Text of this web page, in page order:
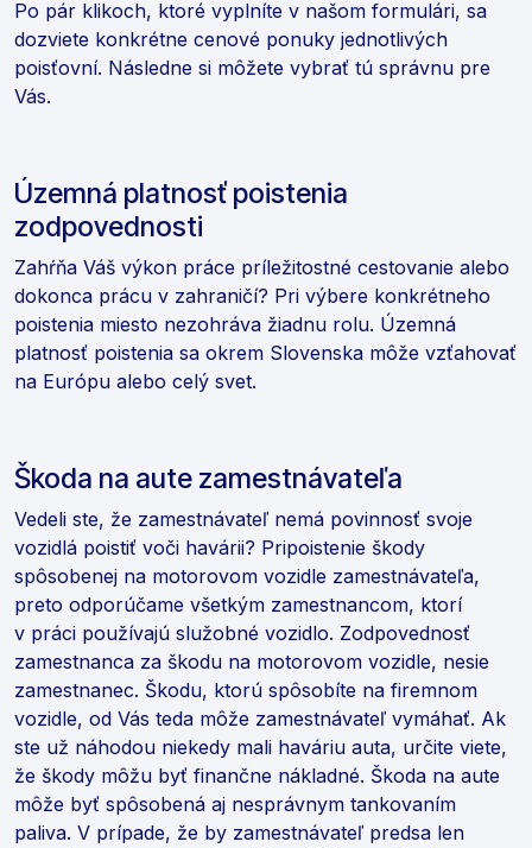
Po pár klikoch, ktoré vyplníte v našom formulári, sa
dozviete konkrétne cenové ponuky jednotlivých
poisťovní. Následne si môžete vybrať tú správnu pre
Vás.
Územná platnosť poistenia
zodpovednosti
Zahŕňa Váš výkon práce príležitostné cestovanie alebo
dokonca prácu v zahraničí? Pri výbere konkrétneho
poistenia miesto nezohráva žiadnu rolu. Územná
platnosť poistenia sa okrem Slovenska môže vzťahovať
na Európu alebo celý svet.
Škoda na aute zamestnávateľa
Vedeli ste, že zamestnávateľ nemá povinnosť svoje
vozidlá poistiť voči havárii? Pripoistenie škody
spôsobenej na motorovom vozidle zamestnávateľa,
preto odporúčame všetkým zamestnancom, ktorí
v práci používajú služobné vozidlo. Zodpovednosť
zamestnanca za škodu na motorovom vozidle, nesie
zamestnanec. Škodu, ktorú spôsobíte na firemnom
vozidle, od Vás teda môže zamestnávateľ vymáhať. Ak
ste už náhodou niekedy mali haváriu auta, určite viete,
že škody môžu byť finančne nákladné. Škoda na aute
môže byť spôsobená aj nesprávnym tankovaním
paliva. V prípade, že by zamestnávateľ predsa len